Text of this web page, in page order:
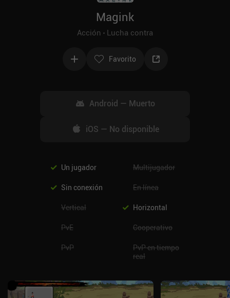
Magink
Acción Lucha contra
Favorito
Android — Muerto
iOS — No disponible
Un jugador Multijugador
Sin conexión En línea
Vertical Horizontal
PvE Cooperativo
PvP
PvP en tiempo
real